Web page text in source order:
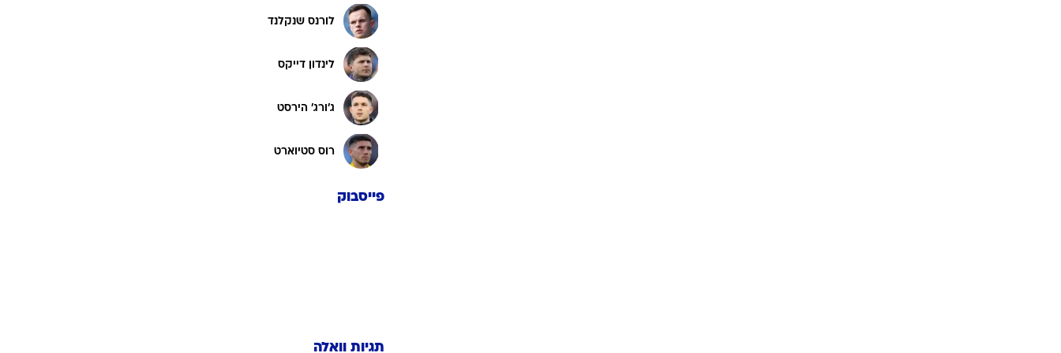
לורנס שנקלנד
לינדון דייקס
ג'ורג' הירסט
רוס סטיוארט
פייסבוק
תגיות וואלה